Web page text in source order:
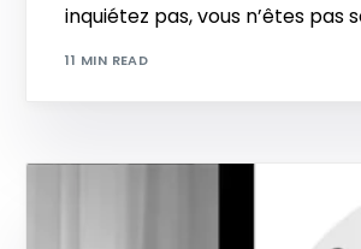
inquiétez pas, vous n’êtes pas
11 MIN READ